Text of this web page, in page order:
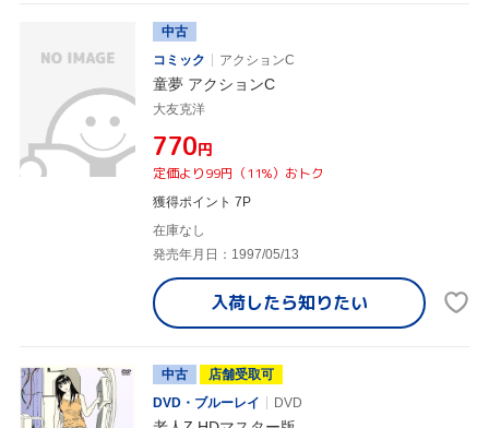
中古
コミック
アクションC
童夢 アクションC
大友克洋
¥770円
定価より99円（11%）おトク
獲得ポイント 7P
在庫なし
発売年月日：1997/05/13
入荷したら知りたい
中古
店舗受取可
DVD・ブルーレイ
DVD